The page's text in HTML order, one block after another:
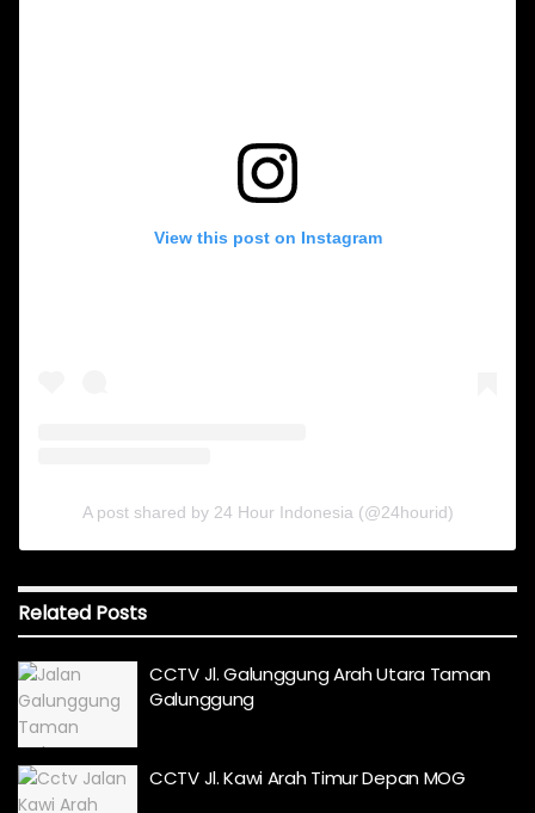
View this post on Instagram
A post shared by 24 Hour Indonesia (@24hourid)
Related Posts
CCTV Jl. Galunggung Arah Utara Taman
Galunggung
CCTV Jl. Kawi Arah Timur Depan MOG